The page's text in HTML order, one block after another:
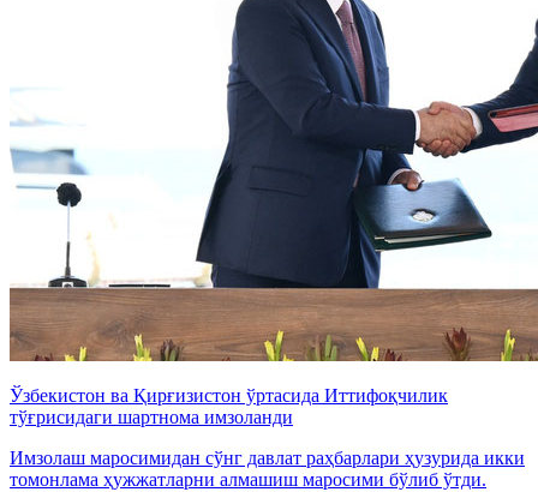
Ўзбекистон ва Қирғизистон ўртасида Иттифоқчилик
тўғрисидаги шартнома имзоланди
Имзолаш маросимидан сўнг давлат раҳбарлари ҳузурида икки
томонлама ҳужжатларни алмашиш маросими бўлиб ўтди.